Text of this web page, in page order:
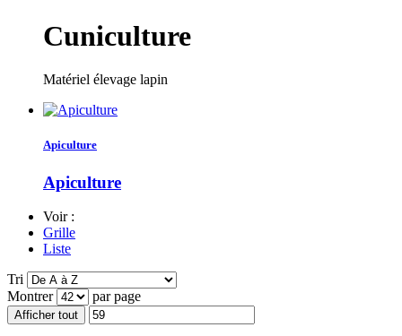
Cuniculture
Matériel élevage lapin
Apiculture
Apiculture
Voir :
Grille
Liste
Tri
Montrer
par page
Afficher tout